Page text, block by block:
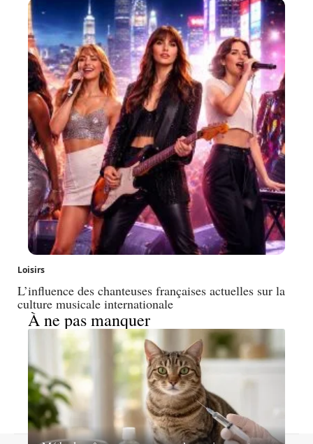
Loisirs
L’influence des chanteuses françaises actuelles sur la
culture musicale internationale
À ne pas manquer